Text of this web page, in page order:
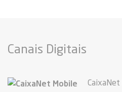
Canais Digitais
CaixaNet